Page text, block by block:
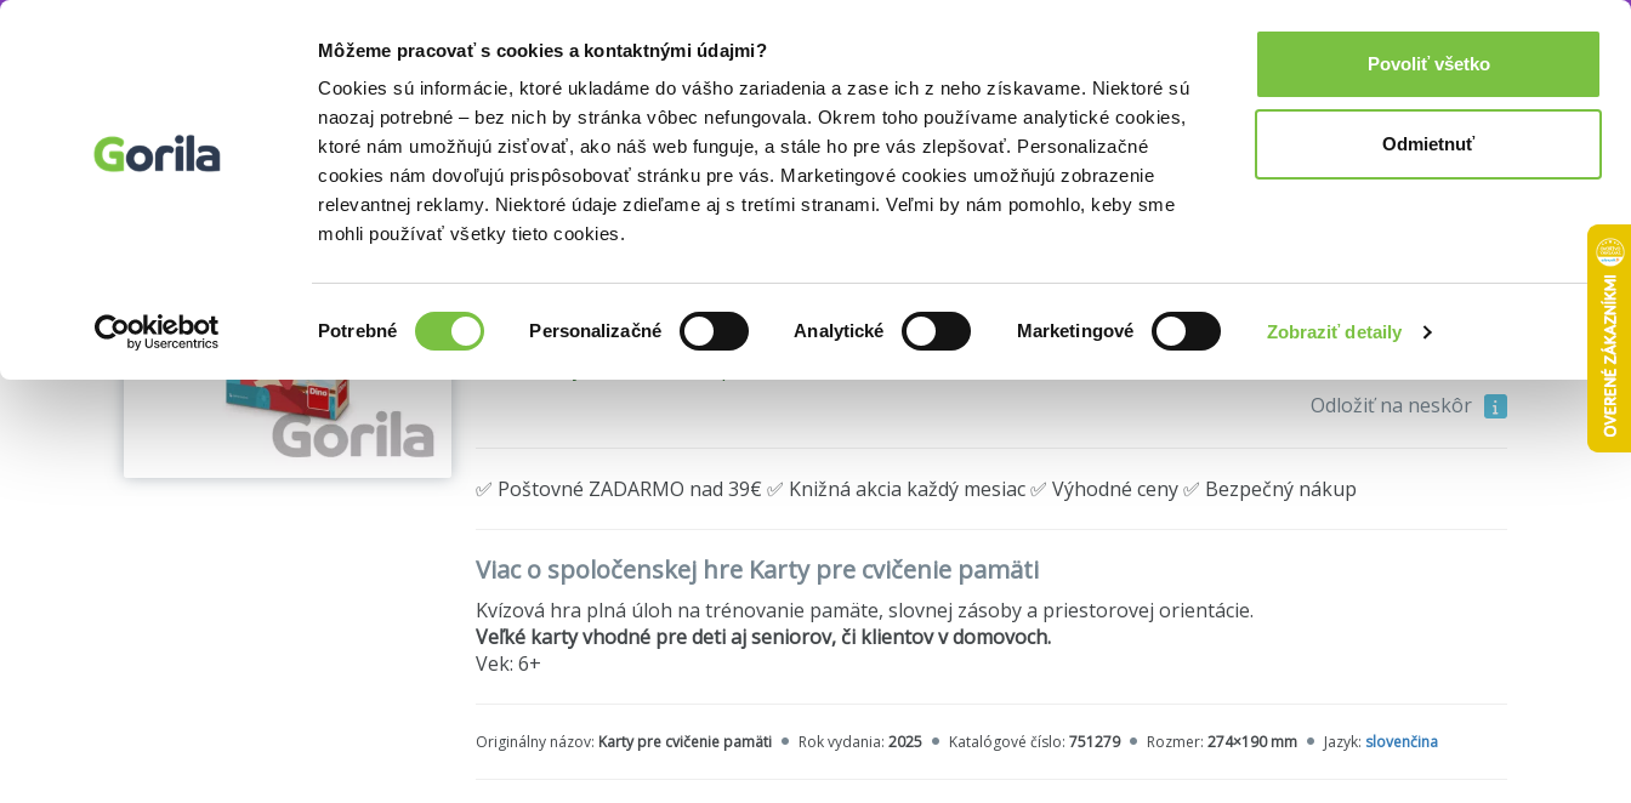
Môžeme pracovať s cookies a kontaktnými údajmi?
Cookies sú informácie, ktoré ukladáme do vášho zariadenia a zase ich z neho získavame. Niektoré sú
naozaj potrebné – bez nich by stránka vôbec nefungovala. Okrem toho používame analytické cookies,
ktoré nám umožňujú zisťovať, ako náš web funguje, a stále ho pre vás zlepšovať. Personalizačné
cookies nám dovoľujú prispôsobovať stránku pre vás. Marketingové cookies umožňujú zobrazenie
relevantnej reklamy. Niektoré údaje zdieľame aj s tretími stranami. Veľmi by nám pomohlo, keby sme
mohli používať všetky tieto cookies.
súhlasu
Potrebné Personalizačné Analytické Marketingové Zobraziť detaily
Povoliť všetko
Odmietnuť
Doplnky Prihlásenie 0,00€
Spoločenské hry Spoločenské hry pre deti Vzdelávacie hry pre deti Akcie a zľavy
Ukážka Karty pre cvičenie pamäti
Dino(2025) • Edícia
9,30€ Do košíka
Odložiť na neskôr
✅ Poštovné ZADARMO nad 39€ ✅ Knižná akcia každý mesiac ✅ Výhodné ceny ✅ Bezpečný nákup
Viac o spoločenskej hre Karty pre cvičenie pamäti
Kvízová hra plná úloh na trénovanie pamäte, slovnej zásoby a priestorovej orientácie.
Veľké karty vhodné pre deti aj seniorov, či klientov v domovoch.
Vek: 6+
Originálny názov: Karty pre cvičenie pamäti Rok vydania: 2025 Katalógové číslo: 751279 Rozmer: 274×190 mm Jazyk: slovenčina